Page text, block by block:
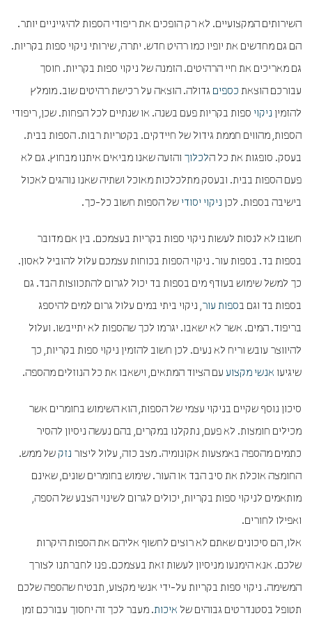
השירותים המקצועיים. לא רק הופכים את ריפודי הספות להיגייניים יותר.
הם גם מחדשים את יופיו כמו רהיט חדש. יתרה, שירותי ניקוי ספות בקריות.
גם מאריכים את חיי הרהיטים. הזמנה של ניקוי ספות בקריות. חוסך
עבורכם הוצאת כספים גדולה. הוצאה על רכישת רהיטים שוב. מומלץ
להזמין ניקוי ספות בקריות פעם בשנה. או שנתיים לכל הפחות. שכן, ריפודי
הספות, מהווים חממת גידול של חיידקים. בקטריות רבות. הספות בבית.
בעסק. סופגות את כל הלכלוך והזעה שאנו מביאים איתנו מבחוץ. גם לא
פעם הספות בבית. ובעסק מתלכלכות מאוכל ושתיה שאנו נוהגים לאכול
בישיבה בספות. לכן ניקוי יסודי של הספות חשוב כל-כך.
חשוב! לא לנסות לעשות ניקוי ספות בקריות בעצמכם. בין אם מדובר
בספות בד. בספות עור. ניקוי הספות בכוחות עצמכם עלול להוביל לאסון.
כך למשל שימוש בעודף מים בספות בד יכול לגרום להתכווצות הבד. גם
בספות בד וגם בספות עור, ניקוי ביתי במים עלול גרום למים להיספג
בריפוד. המים. אשר לא ישאבו. יגרמו לכך שהספות לא יתייבשו. ועלול
להיווצר עובש וריח לא נעים. לכן חשוב להזמין ניקוי ספות בקריות, כך
שיגיעו אנשי מקצוע עם הציוד המתאים, וישאבו את כל הנוזלים מהספה.
סיכון נוסף שקיים בניקוי עצמי של הספות, הוא השימוש בחומרים אשר
מכילים חומצות. לא פעם, נתקלנו במקרים, בהם נעשה ניסיון להסיר
כתמים מהספה באמצעות אקונומיה. מצב כזה, עלול ליצור נזק של ממש.
החומצה אוכלת את סיב הבד או העור. שימוש בחומרים שונים, שאינם
מותאמים לניקוי ספות בקריות, יכולים לגרום לשינוי הצבע של הספה,
ואפילו לחורים.
אלו, הם סיכונים שאתם לא רוצים לחשוף אליהם את הספות היקרות
שלכם. אנא הימנעו מניסיון לעשות זאת בעצמכם. פנו לחברתנו לצורך
המשימה. ניקוי ספות בקריות על-ידי אנשי מקצוע, תבטיח שהספה שלכם
תטופל בסטנדרטים גבוהים של איכות. מעבר לכך זה יחסוך עבורכם זמן